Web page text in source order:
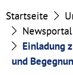
Startseite
Newsportal
Einladung
und